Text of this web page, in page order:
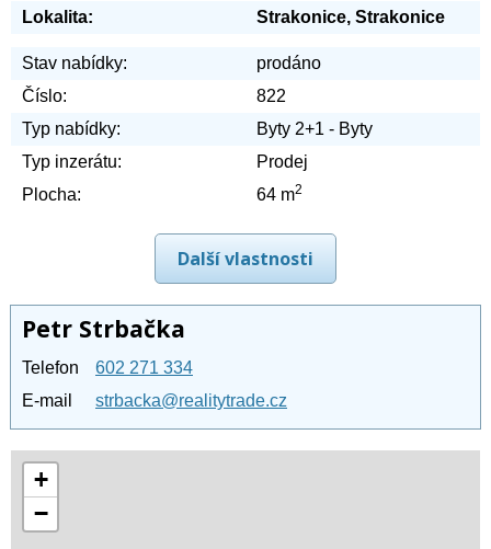
Lokalita: Strakonice, Strakonice
Stav nabídky:
prodáno
Číslo:
822
Typ nabídky:
Byty 2+1 - Byty
Typ inzerátu:
Prodej
Plocha:
64 m2
Další vlastnosti
Petr Strbačka
Telefon
602 271 334
E-mail
strbacka@realitytrade.cz
+
−